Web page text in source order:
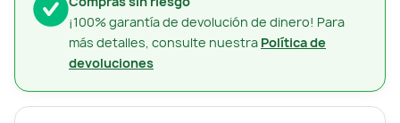
¡100% garantía de devolución de dinero! Para
más detalles, consulte nuestra Política de
devoluciones